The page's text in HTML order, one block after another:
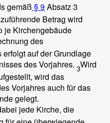
gemäß § 9Absatz 3
Betrag wird
je Kirchengebäude
des
auf der Grundlage
des Vorjahres. 3Wird
wird das
Vorjahres auch für das
gelegt.
jede Kirche, die